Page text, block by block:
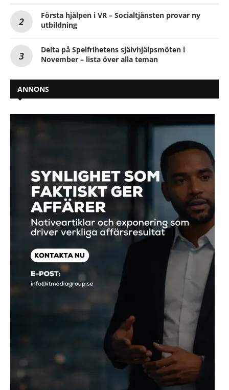
Första hjälpen i VR – Socialtjänsten provar ny
utbildning
Delta på Spelfrihetens självhjälpsmöten i
November – lista över alla teman
ANNONS